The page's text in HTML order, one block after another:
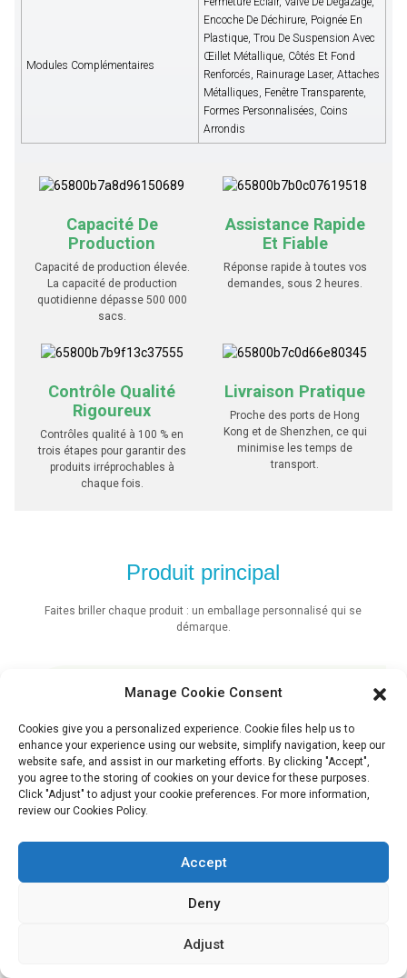
Modules Complémentaires
Encoche De Déchirure, Poignée En
Plastique, Trou De Suspension Avec
Œillet Métallique, Côtés Et Fond
Renforcés, Rainurage Laser, Attaches
Métalliques, Fenêtre Transparente,
Formes Personnalisées, Coins
Arrondis
Capacité De
Production
Capacité de production élevée.
La capacité de production
quotidienne dépasse 500 000
sacs.
Assistance Rapide
Et Fiable
Réponse rapide à toutes vos
demandes, sous 2 heures.
Contrôle Qualité
Rigoureux
Contrôles qualité à 100 % en
trois étapes pour garantir des
produits irréprochables à
chaque fois.
Livraison Pratique
Proche des ports de Hong
Kong et de Shenzhen, ce qui
minimise les temps de
transport.
Produit principal
Faites briller chaque produit : un emballage personnalisé qui se
démarque.
Sachet souple écologique
VOIR PLUS
NOUVELLESET BLOG
Manage Cookie Consent
Cookies give you a personalized experience. Cookie files help us to
enhance your experience using our website, simplify navigation, keep our
website safe, and assist in our marketing efforts. By clicking "Accept",
you agree to the storing of cookies on your device for these purposes.
Click "Adjust" to adjust your cookie preferences. For more information,
review our Cookies Policy.
Accept
Deny
Adjust